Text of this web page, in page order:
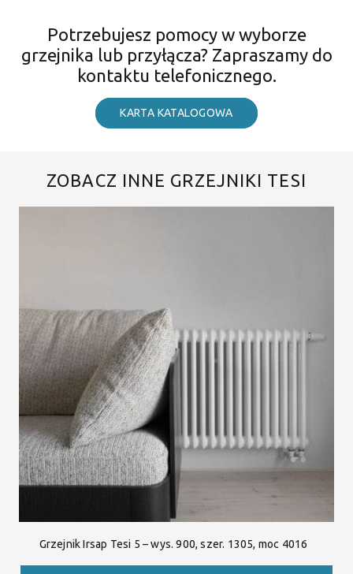
Potrzebujesz pomocy w wyborze
grzejnika lub przyłącza? Zapraszamy do
kontaktu telefonicznego.
KARTA KATALOGOWA
ZOBACZ INNE GRZEJNIKI TESI
Grzejnik Irsap Tesi 5 – wys. 900, szer. 1305, moc 4016